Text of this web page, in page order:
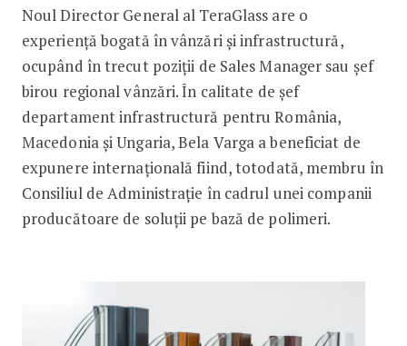
Noul Director General al TeraGlass are o
experiență bogată în vânzări și infrastructură,
ocupând în trecut poziții de Sales Manager sau șef
birou regional vânzări. În calitate de șef
departament infrastructură pentru România,
Macedonia și Ungaria, Bela Varga a beneficiat de
expunere internațională fiind, totodată, membru în
Consiliul de Administrație în cadrul unei companii
producătoare de soluții pe bază de polimeri.